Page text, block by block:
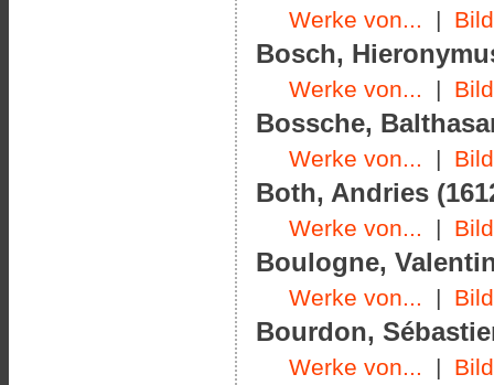
Werke von... |
Bosch,
Werke von... |
Bossche,
Werke von... |
Both, Andries
Werke von... |
Boulogne,
Werke von... |
Bourdon,
Werke von... |